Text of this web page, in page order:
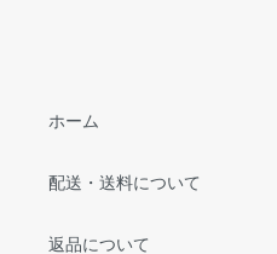
ホーム
配送・送料について
返品について